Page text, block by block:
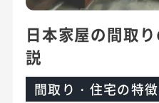
日本家屋の間取
説
間取り・住宅の特徴